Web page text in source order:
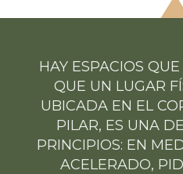
HAY ESPACIOS
QUE UN LUGAR
UBICADA EN EL
PILAR, ES UNA
PRINCIPIOS: EN
ACELERADO,